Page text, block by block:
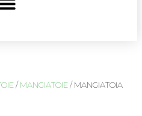
/ MANGIATOIE / MANGIATOIA